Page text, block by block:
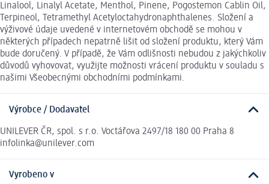
Linalool, Linalyl Acetate, Menthol, Pinene, Pogostemon Cablin Oil,
Terpineol, Tetramethyl Acetyloctahydronaphthalenes. Složení a
výživové údaje uvedené v internetovém obchodě se mohou v
některých případech nepatrně lišit od složení produktu, který Vám
bude doručený. V případě, že Vám odlišnosti nebudou z jakýchkoliv
důvodů vyhovovat, využijte možnosti vrácení produktu v souladu s
našimi Všeobecnými obchodními podmínkami.
Výrobce / Dodavatel
UNILEVER ČR, spol. s r.o. Voctářova 2497/18 180 00 Praha 8
infolinka@unilever.com
Vyrobeno v